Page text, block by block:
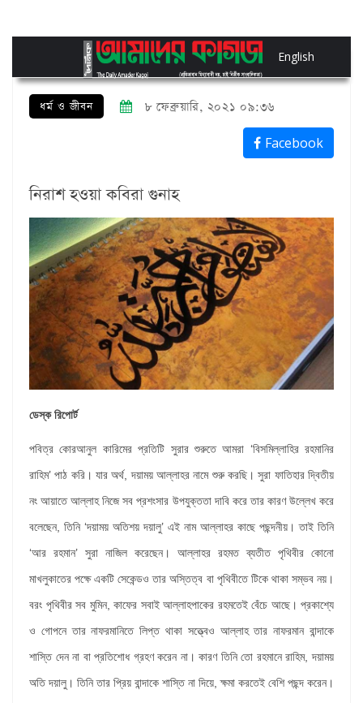
English
ধর্ম ও জীবন ৮ ফেব্রুয়ারি, ২০২১ ০৯:৩৬
Facebook
নিরাশ হওয়া কবিরা গুনাহ
ডেস্ক রিপোর্ট
পবিত্র কোরআনুল কারিমের প্রতিটি সুরার শুরুতে আমরা ‘বিসমিল্লাহির রহমানির
রাহিম’ পাঠ করি। যার অর্থ, দয়াময় আল্লাহর নামে শুরু করছি। সুরা ফাতিহার দ্বিতীয়
নং আয়াতে আল্লাহ নিজে সব প্রশংসার উপযুক্ততা দাবি করে তার কারণ উল্লেখ করে
বলেছেন, তিনি ‘দয়াময় অতিশয় দয়ালু’ এই নাম আল্লাহর কাছে পছন্দনীয়। তাই তিনি
‘আর রহমান’ সুরা নাজিল করেছেন। আল্লাহর রহমত ব্যতীত পৃথিবীর কোনো
মাখলুকাতের পক্ষে একটি সেকেন্ডও তার অস্তিত্ব বা পৃথিবীতে টিকে থাকা সম্ভব নয়।
বরং পৃথিবীর সব মুমিন, কাফের সবাই আল্লাহপাকের রহমতেই বেঁচে আছে। প্রকাশ্যে
ও গোপনে তার নাফরমানিতে লিপ্ত থাকা সত্ত্বেও আল্লাহ তার নাফরমান বান্দাকে
শাস্তি দেন না বা প্রতিশোধ গ্রহণ করেন না। কারণ তিনি তো রহমানে রাহিম, দয়াময়
অতি দয়ালু। তিনি তার প্রিয় বান্দাকে শাস্তি না দিয়ে, ক্ষমা করতেই বেশি পছন্দ করেন।